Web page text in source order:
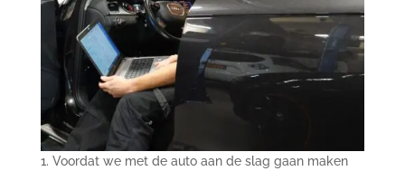
1. Voordat we met de auto aan de slag gaan maken